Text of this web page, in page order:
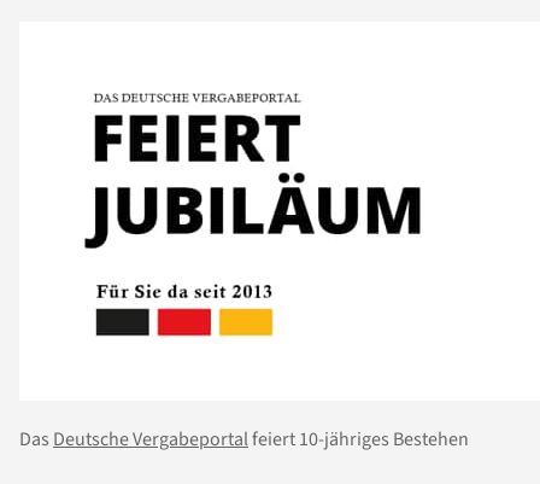
Das Deutsche Vergabeportalfeiert 10-jähriges Bestehen